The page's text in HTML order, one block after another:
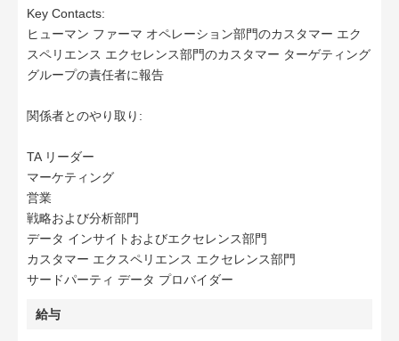
Key Contacts:
ヒューマン ファーマ オペレーション部門のカスタマー エク
スペリエンス エクセレンス部門のカスタマー ターゲティング
グループの責任者に報告
関係者とのやり取り:
TA リーダー
マーケティング
営業
戦略および分析部門
データ インサイトおよびエクセレンス部門
カスタマー エクスペリエンス エクセレンス部門
サードパーティ データ プロバイダー
給与